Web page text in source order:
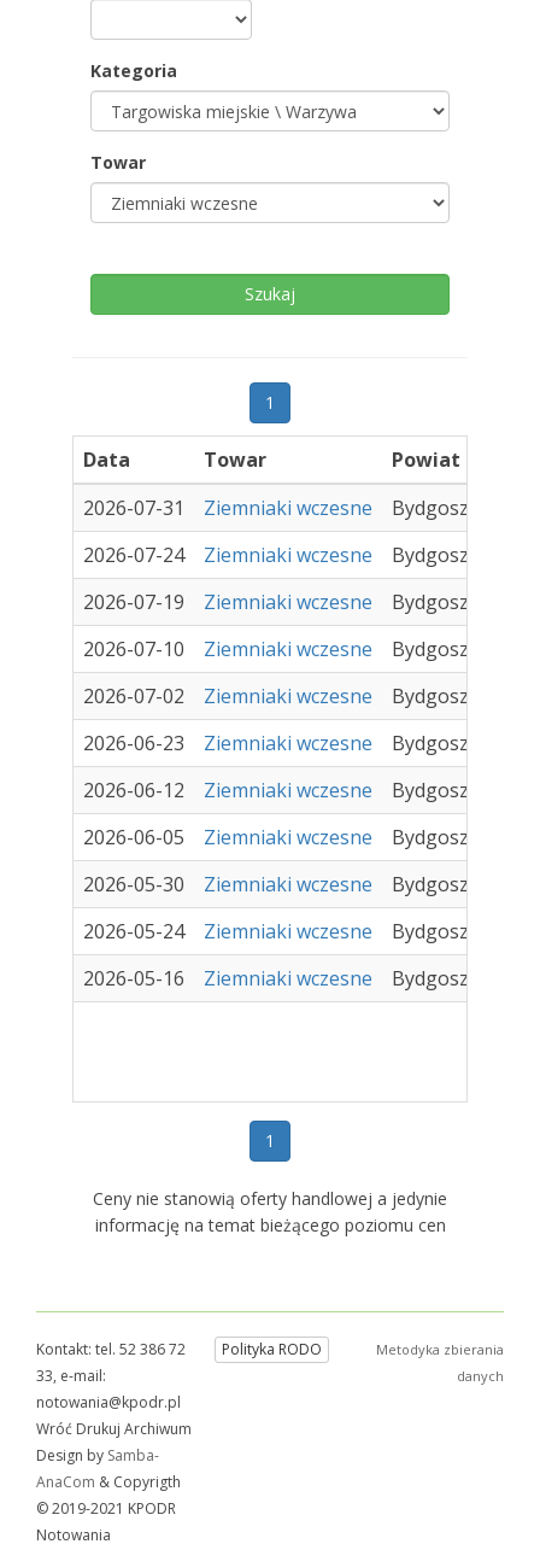
Kategoria
Towar
1
Data Towar Powiat
2026-07-31
Ziemniaki wczesne Bydgoszcz
2026-07-24
Ziemniaki wczesne Bydgoszcz
2026-07-19
Ziemniaki wczesne Bydgoszcz
2026-07-10
Ziemniaki wczesne Bydgoszcz
2026-07-02
Ziemniaki wczesne Bydgoszcz
2026-06-23
Ziemniaki wczesne Bydgoszcz
2026-06-12
Ziemniaki wczesne Bydgoszcz
2026-06-05
Ziemniaki wczesne Bydgoszcz
2026-05-30
Ziemniaki wczesne Bydgoszcz
2026-05-24
Ziemniaki wczesne Bydgoszcz
2026-05-16
Ziemniaki wczesne Bydgoszcz
1
Ceny nie stanowią oferty handlowej a jedynie
informację na temat bieżącego poziomu cen
Kontakt: tel. 52 386 72
33, e-mail:
notowania@kpodr.pl
Wróć Drukuj Archiwum
Design by Samba-
AnaCom & Copyrigth
© 2019-2021 KPODR
Notowania
Polityka RODO
Metodyka zbierania
danych